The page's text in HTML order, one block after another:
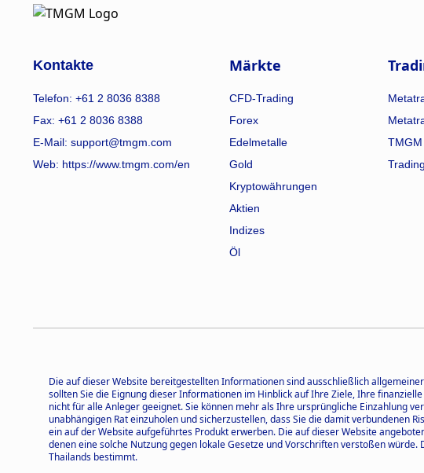
Kontakte
Telefon: +61 2 8036 8388
Fax: +61 2 8036 8388
E-Mail: support@tmgm.com
Web: https://www.tmgm.com/en
Märkte
CFD-Trading
Forex
Edelmetalle
Gold
Kryptowährungen
Aktien
Indizes
Öl
TMGM
Die auf dieser Website bereitgestellten Informationen sind ausschließlich
sollten Sie die Eignung dieser Informationen im Hinblick auf Ihre Ziele, Ihre
nicht für alle Anleger geeignet. Sie können mehr als Ihre ursprüngliche Einzahlung
unabhängigen Rat einzuholen und sicherzustellen, dass Sie die damit verbundenen
ein auf der Website aufgeführtes Produkt erwerben. Die auf dieser Website
denen eine solche Nutzung gegen lokale Gesetze und Vorschriften verstoßen
Thailands bestimmt.